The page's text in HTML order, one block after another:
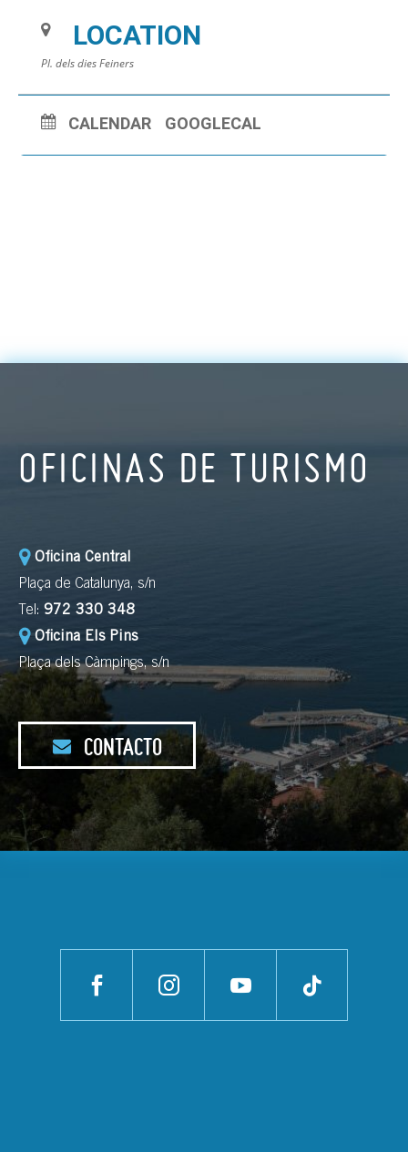
LOCATION
Pl. dels dies Feiners
CALENDAR GOOGLECAL
OFICINAS DE TURISMO
Oficina Central
Plaça de Catalunya, s/n
Tel: 972 330 348
Oficina Els Pins
Plaça dels Càmpings, s/n
CONTACTO